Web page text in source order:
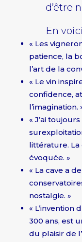
d’être
En
« Les
patience, la
l’art de la
« Le vin
confidence,
l’imagination.
« J’ai
littérature.
évoquée. »
« La cave a
nostalgie. »
« L’invention
300 ans, est
du plaisir de